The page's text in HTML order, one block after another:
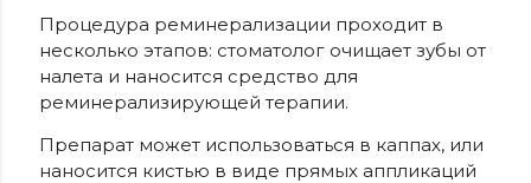
Процедура реминерализации проходит в
несколько этапов: стоматолог очищает зубы от
налета и наносится средство для
реминерализирующей терапии.
Препарат может использоваться в каппах, или
наносится кистью в виде прямых аппликаций